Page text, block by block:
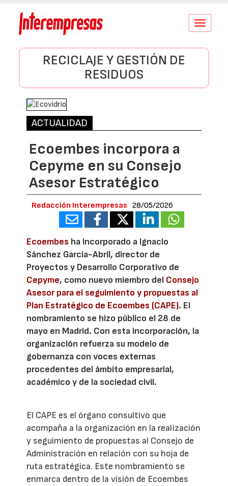
Conmutar
RECICLAJE Y GESTIÓN DE
RESIDUOS
ACTUALIDAD
Ecoembes incorpora a
Cepyme en su Consejo
Asesor Estratégico
Redacción Interempresas 28/05/2026
Ecoembes ha incorporado a Ignacio
Sánchez García-Abril, director de
Proyectos y Desarrollo Corporativo de
Cepyme, como nuevo miembro del Consejo
Asesor para el seguimiento y propuestas al
Plan Estratégico de Ecoembes (CAPE). El
nombramiento se hizo público el 28 de
mayo en Madrid. Con esta incorporación, la
organización refuerza su modelo de
gobernanza con voces externas
procedentes del ámbito empresarial,
académico y de la sociedad civil.
El CAPE es el órgano consultivo que
acompaña a la organización en la realización
y seguimiento de propuestas al Consejo de
Administración en relación con su hoja de
ruta estratégica. Este nombramiento se
enmarca dentro de la visión de Ecoembes